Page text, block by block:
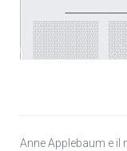
Anne Applebaum e il